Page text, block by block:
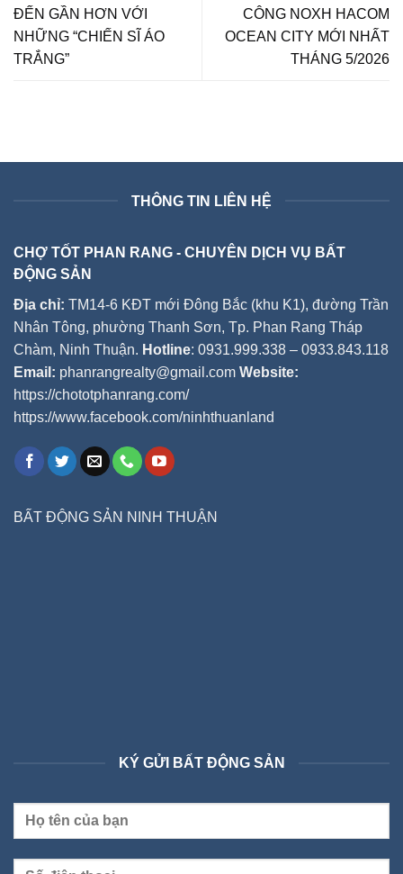
ĐẾN GẦN HƠN VỚI
NHỮNG “CHIẾN SĨ ÁO
TRẮNG”
CÔNG NOXH HACOM
OCEAN CITY MỚI NHẤT
THÁNG 5/2026
THÔNG TIN LIÊN HỆ
CHỢ TỐT PHAN RANG - CHUYÊN DỊCH VỤ BẤT
ĐỘNG SẢN
Địa chỉ: TM14-6 KĐT mới Đông Bắc (khu K1), đường Trần
Nhân Tông, phường Thanh Sơn, Tp. Phan Rang Tháp
Chàm, Ninh Thuận. Hotline: 0931.999.338 – 0933.843.118
Email: phanrangrealty@gmail.com Website:
https://chototphanrang.com/
https://www.facebook.com/ninhthuanland
BẤT ĐỘNG SẢN NINH THUẬN
KÝ GỬI BẤT ĐỘNG SẢN